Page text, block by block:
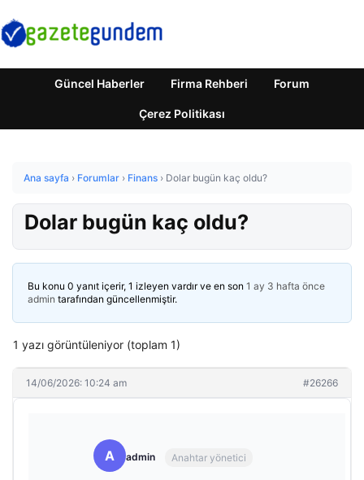
Güncel Haberler Firma Rehberi Forum
Çerez Politikası
Ana sayfa › Forumlar › Finans › Dolar bugün kaç oldu?
Dolar bugün kaç oldu?
Bu konu 0 yanıt içerir, 1 izleyen vardır ve en son 1 ay 3 hafta önce
admin tarafından güncellenmiştir.
1 yazı görüntüleniyor (toplam 1)
14/06/2026: 10:24 am #26266
A admin Anahtar yönetici